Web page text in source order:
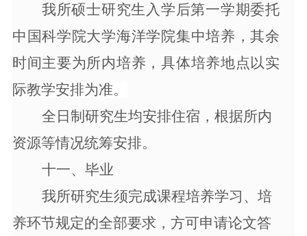
我所硕士研究生入学后第一学期委托
中国科学院大学海洋学院集中培养，其余
时间主要为所内培养，具体培养地点以实
际教学安排为准。
全日制研究生均安排住宿 ，根据所内
资源等情况统筹安排。
十一、 毕业
我所研究生须完成课程培养学习、培
养环节规定的全部要求，方可申请论文答